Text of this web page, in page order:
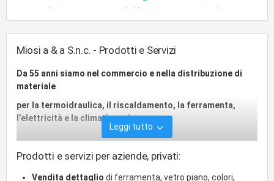
fiori
piante
Miosi a & a S.n.c. - Prodotti e Servizi
Da 55 anni siamo nel commercio e nella distribuzione di
materiale
per la termoidraulica, il riscaldamento, la ferramenta,
l’elettricità e la climatizzazione.
Sempre proiettatti verso il futuro alla ricerca di
Leggi tutto
Prodotti e servizi per aziende, privati:
Vendita dettaglio di ferramenta, vetro piano, colori,